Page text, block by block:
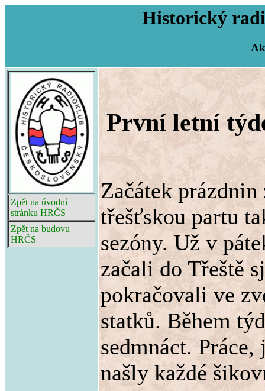
Historický
Zpět na úvodní
stránku HRČS
Zpět na budovu
HRČS
První letní
Začátek
třešťskou partu
sezóny. Už v
začali do Třeště
pokračovali ve
statků. Během
sedmnáct.
našly každé